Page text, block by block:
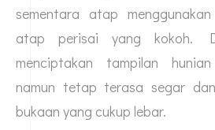
sementara atap
atap perisai yang kokoh.
menciptakan tampilan
namun tetap terasa segar
bukaan yang cukup lebar.